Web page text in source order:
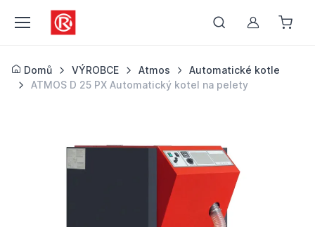
Můj účet
Domů VÝROBCE Atmos
Automatické kotle
ATMOS D 25 PX Automatický kotel na pelety